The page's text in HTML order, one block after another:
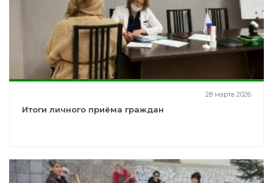
28 марта 2026
Итоги личного приёма граждан